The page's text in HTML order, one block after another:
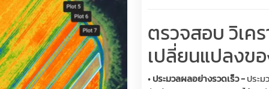
ตรวจสอบ วิเค
เปลี่ยนแปลง
•ประมวลผลอย่างรวดเร็ว -ประ